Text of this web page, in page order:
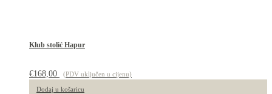
Klub stolić Hapur
€168,00 (PDV uključen u cijenu)
Dodaj u košaricu